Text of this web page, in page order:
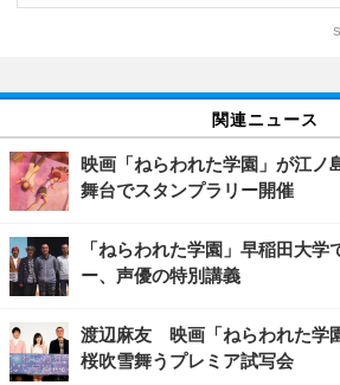
関連ニュース
映画「ねらわれた学園」が江
舞台でスタンプラリー開催
「ねらわれた学園」早稲田大
ー、声優の特別講義
渡辺麻友 映画「ねらわれた学
桜吹雪舞うプレミア試写会